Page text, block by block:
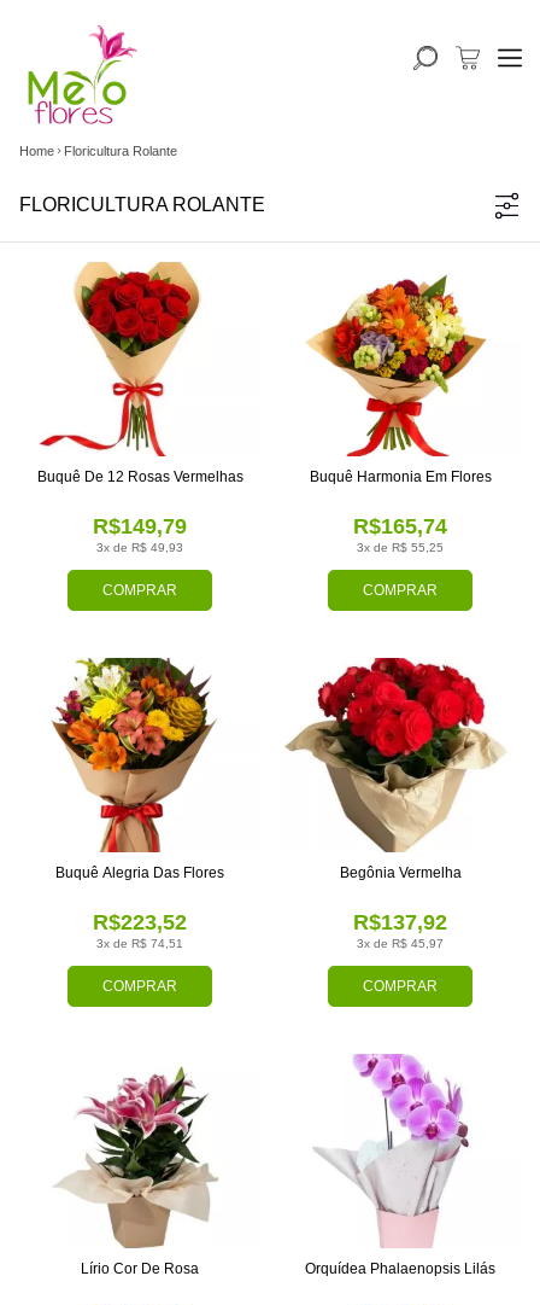
Home Floricultura Rolante
FLORICULTURA ROLANTE
COMPRAR
3x de R$ 49,93
R$149,79
Buquê De 12 Rosas Vermelhas
COMPRAR
3x de R$ 55,25
R$165,74
Buquê Harmonia Em Flores
COMPRAR
3x de R$ 74,51
R$223,52
Buquê Alegria Das Flores
COMPRAR
3x de R$ 45,97
R$137,92
Begônia Vermelha
Lírio Cor De Rosa Orquídea Phalaenopsis Lilás